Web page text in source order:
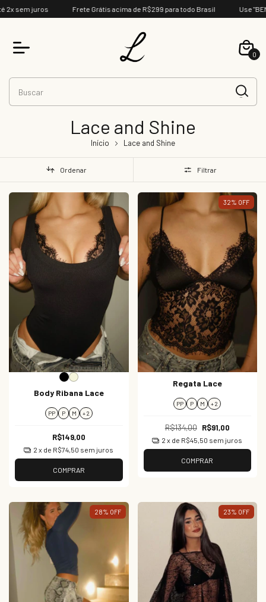
juros Frete Grátis acima de R$299 para todo Brasil Use
0
Lace and Shine
Início Lace and Shine
Ordenar Filtrar
Body Ribana Lace
PP P M + 2
R$149,00
2 x de R$74,50 sem juros
COMPRAR
32% OFF
Regata Lace
PP P M + 2
R$134,00 R$91,00
2 x de R$45,50 sem juros
COMPRAR
28% OFF 23% OFF